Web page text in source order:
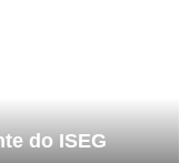
do ISEG